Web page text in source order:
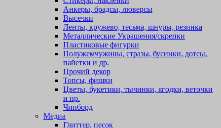
Анкеры, брадсы, люверсы
Высечки
Ленты, кружево, тесьма, шнуры, резинка
Металлические Украшения/скрепки
Пластиковые фигурки
Полужемчужины, стразы, бусинки, дотсы,
пайетки и др.
Прочий декор
Топсы, фишки
Цветы, букетики, тычинки, ягодки, веточки
и пр.
Чипборд
Медиа
Глиттер, песок